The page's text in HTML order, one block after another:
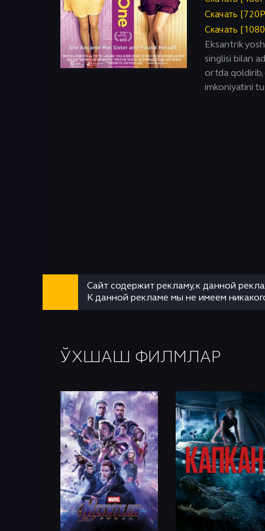
Скачать
Скачать
Eksantrik
singlisi bilan
ortda qoldirib,
imkoniyatini
Сайт содержит рекламу, к данной
К данной рекламе мы не имеем
ЎХШАШ ФИЛМЛАР